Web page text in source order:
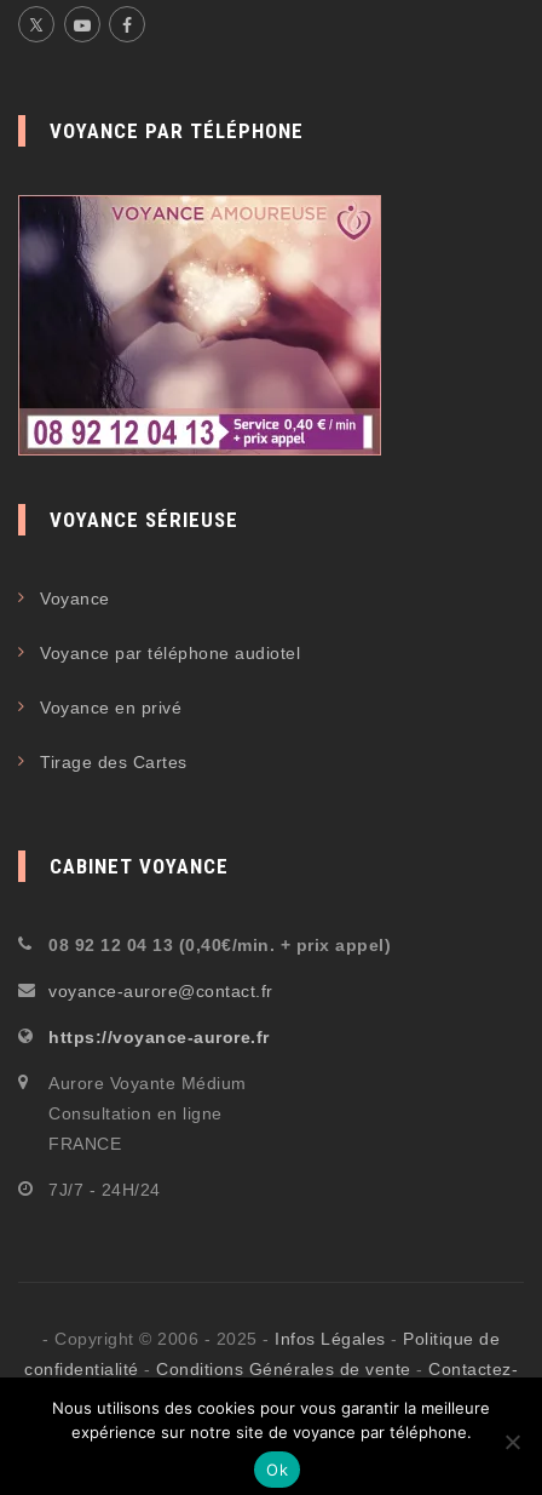
VOYANCE PAR TÉLÉPHONE
VOYANCE SÉRIEUSE
Voyance
Voyance par téléphone audiotel
Voyance en privé
Tirage des Cartes
CABINET VOYANCE
08 92 12 04 13 (0,40€/min. + prix appel)
voyance-aurore@contact.fr
https://voyance-aurore.fr
Aurore Voyante Médium
Consultation en ligne
FRANCE
7J/7 - 24H/24
- Copyright © 2006 - 2025 - Infos Légales - Politique de
confidentialité - Conditions Générales de vente - Contactez-
nous
- Boutique ésotérique
- Tous droits réservé - Aurore
Voyante Médium - Consultez par téléphone les meilleurs
voyants médiums de France.
Nous utilisons des cookies pour vous garantir la meilleure
expérience sur notre site de voyance par téléphone.
Ok